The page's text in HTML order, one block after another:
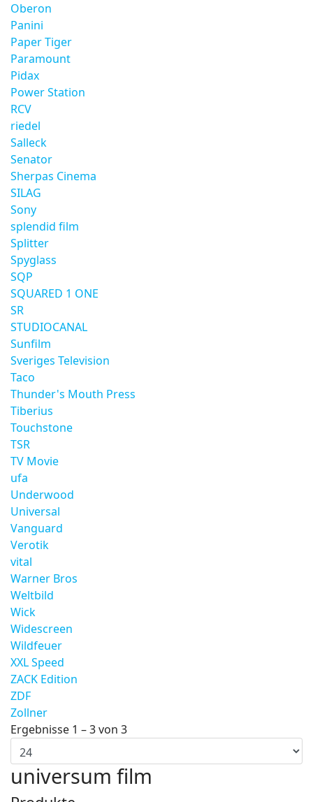
Oberon
Panini
Paper Tiger
Paramount
Pidax
Power Station
RCV
riedel
Salleck
Senator
Sherpas Cinema
SILAG
Sony
splendid film
Splitter
Spyglass
SQP
SQUARED 1 ONE
SR
STUDIOCANAL
Sunfilm
Sveriges Television
Taco
Thunder's Mouth Press
Tiberius
Touchstone
TSR
TV Movie
ufa
Underwood
Universal
Vanguard
Verotik
vital
Warner Bros
Weltbild
Wick
Widescreen
Wildfeuer
XXL Speed
ZACK Edition
ZDF
Zollner
Ergebnisse 1 – 3 von 3
universum film